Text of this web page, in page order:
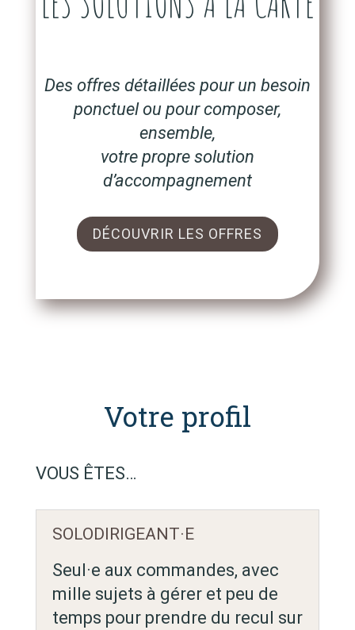
Des offres détaillées pour un besoin
ponctuel ou pour composer,
ensemble,
votre propre solution
d’accompagnement
DÉCOUVRIR LES OFFRES
Votre profil
VOUS ÊTES…
SOLODIRIGEANT·E
Seul·e aux commandes, avec
mille sujets à gérer et peu de
temps pour prendre du recul sur